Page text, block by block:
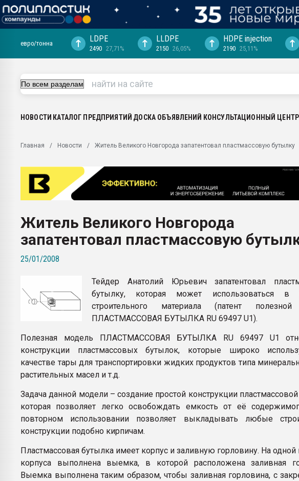
ближайшее подмосковье, с.-в.
Подмосковье, Москва
первый план в переработке
28.07.2026 "Технониколь" довольна
Всё, что касается выдува ПЭТ
Материал поверхности пуансона для
Продам отходы Композиция
поликарбоната и АБС-пластика
Armaloy PC/ABS-1IM черный цвет
евро/тонна LDPE
2490 27,71%
LLDPE
2150 26,05%
HDPE injection
2190 25,11%
НОВОСТИ КАТАЛОГ ПРЕДПРИЯТИЙ ДОСКА ОБЪЯВЛЕНИЙ КОНСУЛЬТАЦИОННЫЙ ЦЕНТР
Главная Новости Житель Великого Новгорода запатентовал пластмассовую бутылку
Житель Великого Новгорода
запатентовал пластмассовую
25/01/2008
Тейдер Анатолий Юрьевич запатентовал
бутылку, которая может использоваться в
строительного материала (патент
ПЛАСТМАССОВАЯ БУТЫЛКА RU 69497 U1).
Полезная модель ПЛАСТМАССОВАЯ БУТЫЛКА RU 69497 U1
конструкции пластмассовых бутылок, которые широко
качестве тары для транспортировки жидких продуктов типа
растительных масел и т.д.
Задача данной модели – создание простой конструкции
которая позволяет легко освобождать емкость от её
повторном использовании позволяет выкладывать любые
конструкции подобно кирпичам.
Пластмассовая бутылка имеет корпус и заливную горловину. На одной
корпуса выполнена выемка, в которой расположена заливная
Выемка выполнена таким образом, чтобы заливная горловина, с